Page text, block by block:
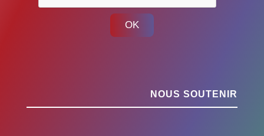
OK
NOUS SOUTENIR